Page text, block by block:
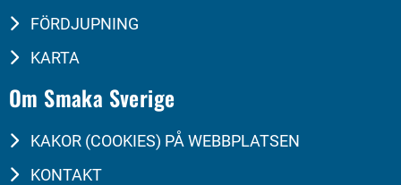
FÖRDJUPNING
KARTA
Om Smaka Sverige
KAKOR (COOKIES) PÅ WEBBPLATSEN
KONTAKT